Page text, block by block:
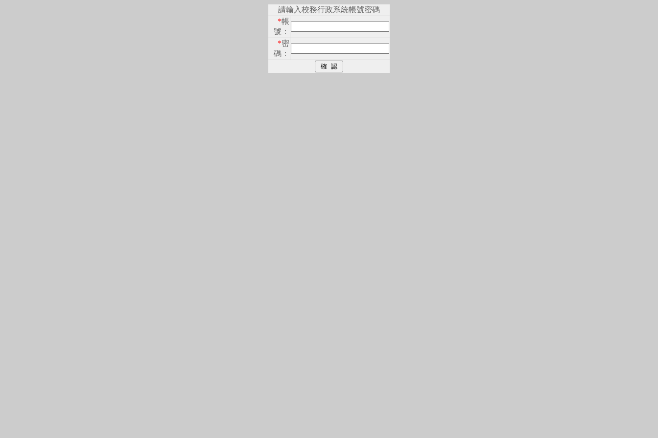
請輸入校務行政系統帳號密碼
*帳
號：
*密
碼：